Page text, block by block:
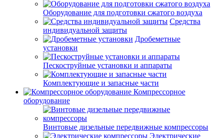
Оборудование для подготовки сжатого воздуха
Средства
индивидуальной защиты
Дробеметные
установки
Пескоструйные установки и аппараты
Комплектующие и запасные части
Компрессорное
оборудование
Винтовые дизельные передвижные компрессоры
Электрические